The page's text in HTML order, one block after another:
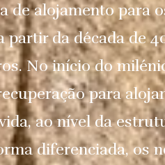
de alojamento para
partir da década de
No início do
para
ao nível da
diferenciada, os